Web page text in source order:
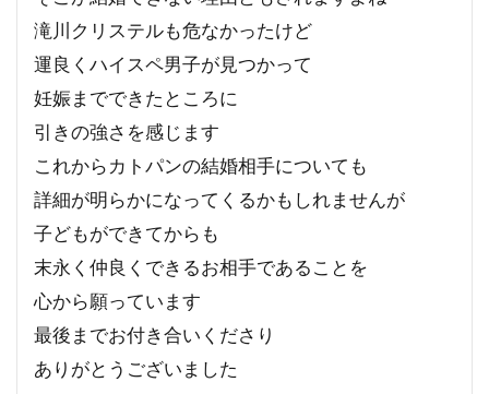
滝川クリステルも危なかったけど
運良くハイスペ男子が見つかって
妊娠までできたところに
引きの強さを感じます
これからカトパンの結婚相手についても
詳細が明らかになってくるかもしれませんが
子どもができてからも
末永く仲良くできるお相手であることを
心から願っています
最後までお付き合いくださり
ありがとうございました